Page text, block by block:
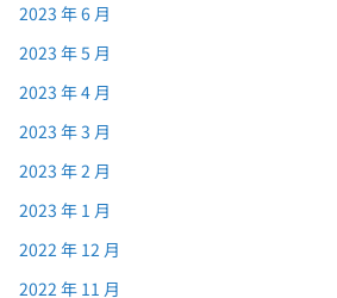
2023 年 6 月
2023 年 5 月
2023 年 4 月
2023 年 3 月
2023 年 2 月
2023 年 1 月
2022 年 12 月
2022 年 11 月